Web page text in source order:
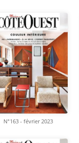
N°163 - février 2023